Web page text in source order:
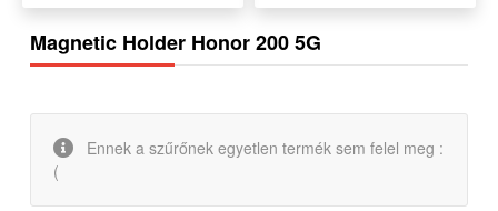
Magnetic Holder Honor 200 5G
Ennek a szűrőnek egyetlen termék sem felel meg :
(